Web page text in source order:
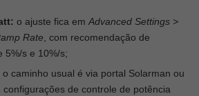
o ajuste fica em Advanced Settings >
Rate , com recomendação de
5%/s e 10%/s;
o caminho usual é via portal Solarman ou
configurações de controle de potência